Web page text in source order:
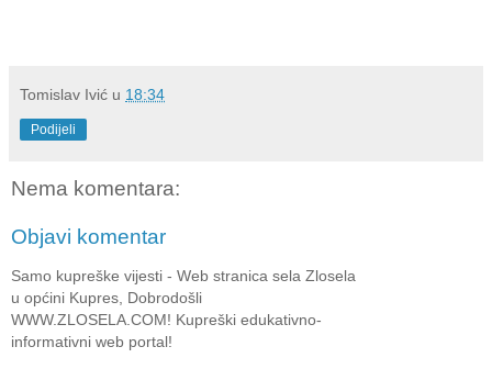
Tomislav Ivić u 18:34
Podijeli
Nema komentara:
Objavi komentar
Samo kupreške vijesti - Web stranica sela Zlosela
u općini Kupres, Dobrodošli
WWW.ZLOSELA.COM! Kupreški edukativno-
informativni web portal!